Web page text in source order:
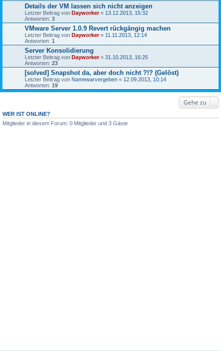
Details der VM lassen sich nicht anzeigen
Letzter Beitrag von Dayworker« 13.12.2013, 15:32
Antworten: 3
VMware Server 1.0.9 Revert rückgängig machen
Letzter Beitrag von Dayworker« 11.11.2013, 12:14
Antworten: 1
Server Konsolidierung
Letzter Beitrag von Dayworker« 31.10.2013, 16:25
Antworten: 23
[solved] Snapshot da, aber doch nicht ?!? (Gelöst)
Letzter Beitrag von Namewarvergeben « 12.09.2013, 10:14
Antworten: 19
Gehe zu
WER IST ONLINE?
Mitglieder in diesem Forum: 0 Mitglieder und 3 Gäste